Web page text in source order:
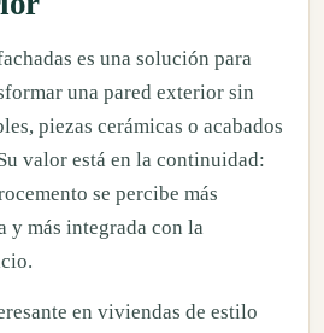
es una solución para
una pared exterior sin
piezas cerámicas o acabados
valor está en la continuidad:
se percibe más
y más integrada con la
en viviendas de estilo